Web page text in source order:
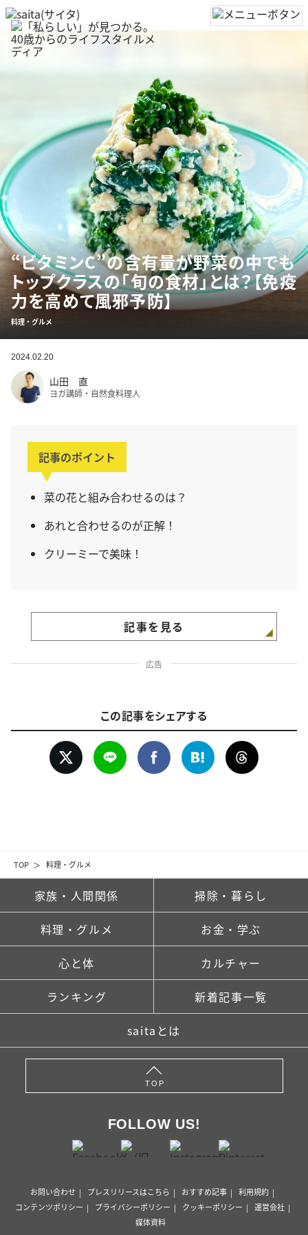
TOP 料理・グルメ
“ビタミンC”の含有量が野菜の中でも
トップクラスの「旬の食材」とは？【免疫
力を高めて風邪予防】
料理・グルメ
2024.02.20
山田 直
ヨガ講師・自然食料理人
記事のポイント
菜の花と組み合わせるのは？
あれと合わせるのが正解！
クリーミーで美味！
記事を見る
広告
この記事をシェアする
家族・人間関係 掃除・暮らし
料理・グルメ お金・学ぶ
心と体 カルチャー
ランキング 新着記事一覧
saitaとは
TOP
FOLLOW US!
お問い合わせ プレスリリースはこちら おすすめ記事
利用規約
コンテンツポリシー
プライバシーポリシー クッキーポリシー
運営会社
媒体資料